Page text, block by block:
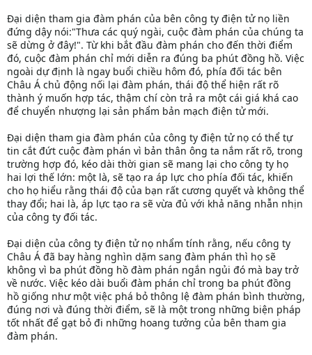
Đại diện tham gia đàm phán của bên công ty điện tử nọ liền
đứng dậy nói:"Thưa các quý ngài, cuộc đàm phán của chúng ta
sẽ dừng ở đây!". Từ khi bắt đầu đàm phán cho đến thời điểm
đó, cuộc đàm phán chỉ mới diễn ra đúng ba phút đồng hồ. Việc
ngoài dự định là ngay buổi chiều hôm đó, phía đối tác bên
Châu Á chủ động nối lại đàm phán, thái độ thể hiện rất rõ
thành ý muốn hợp tác, thậm chí còn trả ra một cái giá khá cao
để chuyển nhượng lại sản phẩm bản mạch điện tử mới.
Đại diện tham gia đàm phán của công ty điện tử nọ có thể tự
tin cắt đứt cuộc đàm phán vì bản thân ông ta nắm rất rõ, trong
trường hợp đó, kéo dài thời gian sẽ mang lại cho công ty họ
hai lợi thế lớn: một là, sẽ tạo ra áp lực cho phía đối tác, khiến
cho họ hiểu rằng thái độ của bạn rất cương quyết và không thể
thay đổi; hai là, áp lực tạo ra sẽ vừa đủ với khả năng nhẫn nhịn
của công ty đối tác.
Đại diện của công ty điện tử nọ nhẩm tính rằng, nếu công ty
Châu Á đã bay hàng nghìn dặm sang đàm phán thì họ sẽ
không vì ba phút đồng hồ đàm phán ngắn ngủi đó mà bay trở
về nước. Việc kéo dài buổi đàm phán chỉ trong ba phút đồng
hồ giống như một việc phá bỏ thông lệ đàm phán bình thường,
đúng nơi và đúng thời điểm, sẽ là một trong những biện pháp
tốt nhất để gạt bỏ đi những hoang tưởng của bên tham gia
đàm phán.